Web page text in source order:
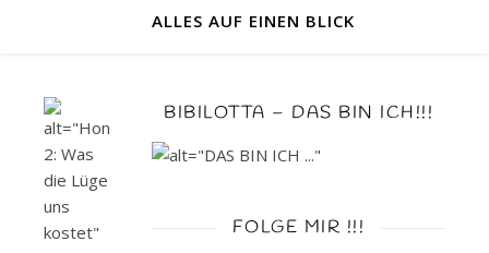
ALLES AUF EINEN BLICK
BIBILOTTA – DAS BIN ICH!!!
FOLGE MIR !!!